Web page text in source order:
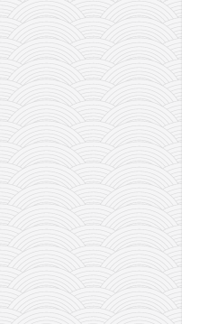
законоправило
духовни отац
православље
забрањена историја
ћирилица
породичне приче
прота Воја
уместо твитера
календар српски
азбуки и књиге
Окинава карате